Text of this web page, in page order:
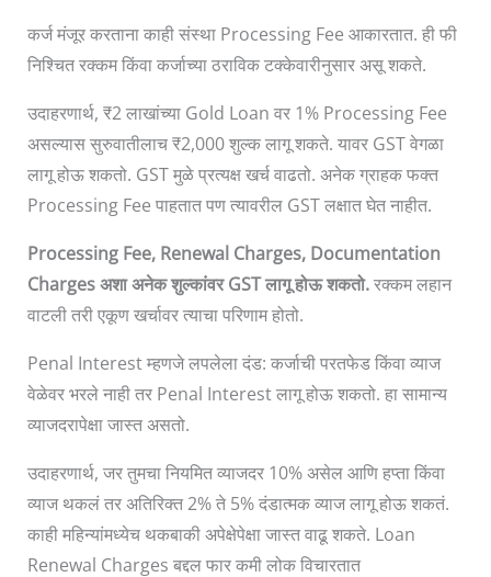
कर्ज मंजूर करताना काही संस्था Processing Fee आकारतात. ही फी
निश्चित रक्कम किंवा कर्जाच्या ठराविक टक्केवारीनुसार असू शकते.
उदाहरणार्थ, ₹2 लाखांच्या Gold Loan वर 1% Processing Fee
असल्यास सुरुवातीलाच ₹2,000 शुल्क लागू शकते. यावर GST वेगळा
लागू होऊ शकतो. GST मुळे प्रत्यक्ष खर्च वाढतो. अनेक ग्राहक फक्त
Processing Fee पाहतात पण त्यावरील GST लक्षात घेत नाहीत.
Processing Fee, Renewal Charges, Documentation
Charges अशा अनेक शुल्कांवर GST लागू होऊ शकतो.रक्कम लहान
वाटली तरी एकूण खर्चावर त्याचा परिणाम होतो.
Penal Interest म्हणजे लपलेला दंड: कर्जाची परतफेड किंवा व्याज
वेळेवर भरले नाही तर Penal Interest लागू होऊ शकतो. हा सामान्य
व्याजदरापेक्षा जास्त असतो.
उदाहरणार्थ, जर तुमचा नियमित व्याजदर 10% असेल आणि हप्ता किंवा
व्याज थकलं तर अतिरिक्त 2% ते 5% दंडात्मक व्याज लागू होऊ शकतं.
काही महिन्यांमध्येच थकबाकी अपेक्षेपेक्षा जास्त वाढू शकते. Loan
Renewal Charges बद्दल फार कमी लोक विचारतात